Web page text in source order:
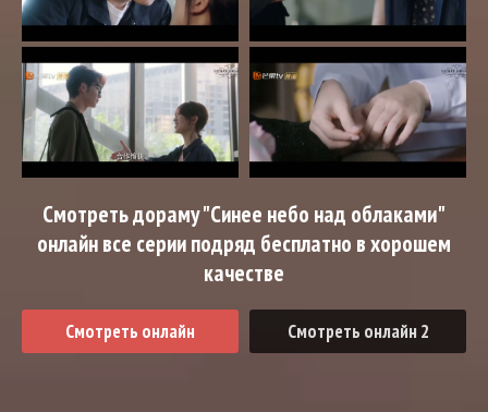
Смотреть дораму "Синее небо над облаками"
онлайн все серии подряд бесплатно в хорошем
качестве
Смотреть онлайн Смотреть онлайн 2